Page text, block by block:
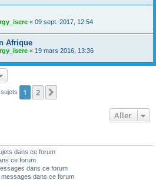
« 09 sept. 2017, 12:54
Afrique
« 19 mars 2016, 13:36
1 2
Aller
dans ce forum
ce forum
dans ce forum
dans ce forum